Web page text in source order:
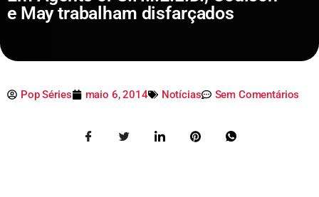
e May trabalham disfarçados
Pop Séries maio 6, 2014 Notícias Sem Comentários